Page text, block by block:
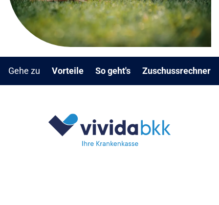
Gehe zu Vorteile So geht's Zuschussrechner